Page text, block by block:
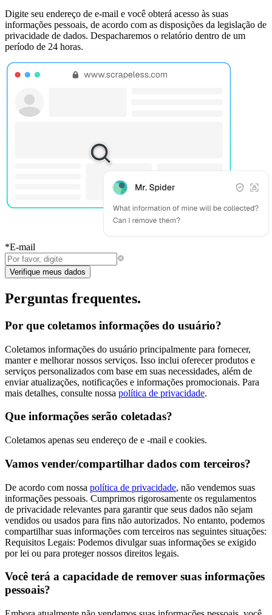
Digite seu endereço de e-mail e você obterá acesso às suas
informações pessoais, de acordo com as disposições da legislação de
privacidade de dados. Despacharemos o relatório dentro de um
período de 24 horas.
*E-mail
Verifique meus dados
Perguntas frequentes.
Por que coletamos informações do usuário?
Coletamos informações do usuário principalmente para fornecer,
manter e melhorar nossos serviços. Isso inclui oferecer produtos e
serviços personalizados com base em suas necessidades, além de
enviar atualizações, notificações e informações promocionais. Para
mais detalhes, consulte nossa política de privacidade.
Que informações serão coletadas?
Coletamos apenas seu endereço de e -mail e cookies.
Vamos vender/compartilhar dados com terceiros?
De acordo com nossa política de privacidade, não vendemos suas
informações pessoais. Cumprimos rigorosamente os regulamentos
de privacidade relevantes para garantir que seus dados não sejam
vendidos ou usados para fins não autorizados. No entanto, podemos
compartilhar suas informações com terceiros nas seguintes situações:
Requisitos Legais: Podemos divulgar suas informações se exigido
por lei ou para proteger nossos direitos legais.
Você terá a capacidade de remover suas informações
pessoais?